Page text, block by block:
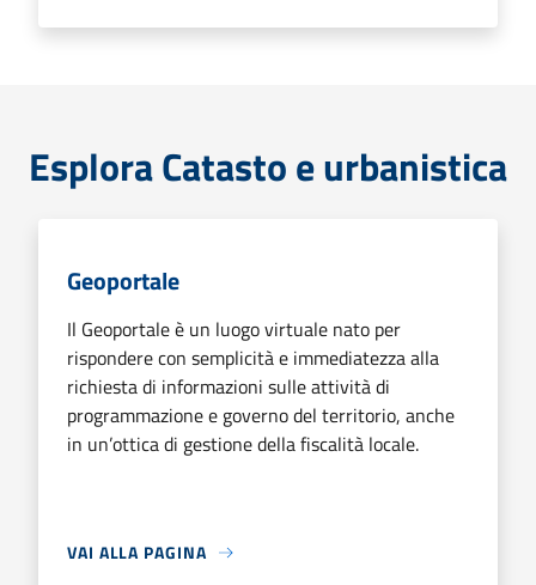
Esplora Catasto e urbanistica
Geoportale
Il Geoportale è un luogo virtuale nato per
rispondere con semplicità e immediatezza alla
richiesta di informazioni sulle attività di
programmazione e governo del territorio, anche
in un’ottica di gestione della fiscalità locale.
VAI ALLA PAGINA